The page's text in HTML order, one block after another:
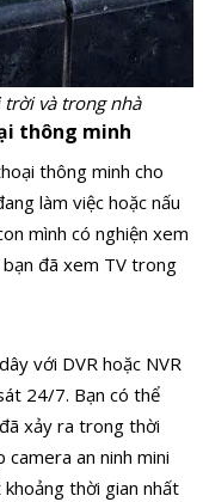
trời và trong nhà
thông minh
thông minh cho
làm việc hoặc nấu
mình có nghiện xem
bạn đã xem TV trong
với DVR hoặc NVR
24/7. Bạn có thể
xảy ra trong thời
camera an ninh mini
thời gian nhất